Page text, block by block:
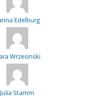
Edelburg
Wrzesinski
Julia Stamm